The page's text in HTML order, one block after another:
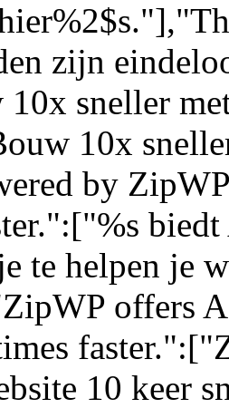
zijn
sneller
10x
by
te helpen je
offers
10 keer